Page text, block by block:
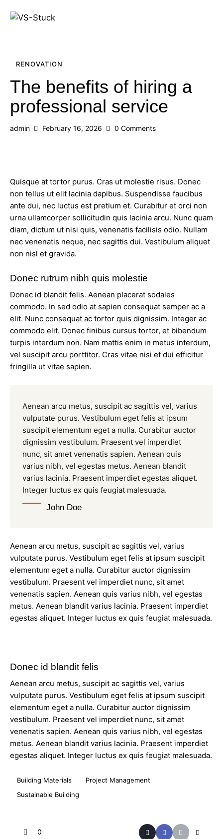
RENOVATION
The benefits of hiring a
professional service
admin February 16, 2026 0 Comments
Quisque at tortor purus. Cras ut molestie risus. Donec
non tellus ut elit lacinia dapibus. Suspendisse faucibus
ante dui, nec luctus est pretium et. Curabitur et orci non
urna ullamcorper sollicitudin quis lacinia arcu. Nunc quam
diam, dictum ut nisi quis, venenatis facilisis odio. Nullam
nec venenatis neque, nec sagittis dui. Vestibulum aliquet
non nisl et gravida.
Donec rutrum nibh quis molestie
Donec id blandit felis. Aenean placerat sodales
commodo. In sed odio at sapien consequat semper ac a
elit. Nunc consequat ac tortor quis dignissim. Integer ac
commodo elit. Donec finibus cursus tortor, et bibendum
turpis interdum non. Nam mattis enim in metus interdum,
vel suscipit arcu porttitor. Cras vitae nisi et dui efficitur
fringilla ut vitae sapien.
Aenean arcu metus, suscipit ac sagittis vel, varius
vulputate purus. Vestibulum eget felis at ipsum
suscipit elementum eget a nulla. Curabitur auctor
dignissim vestibulum. Praesent vel imperdiet
nunc, sit amet venenatis sapien. Aenean quis
varius nibh, vel egestas metus. Aenean blandit
varius lacinia. Praesent imperdiet egestas aliquet.
Integer luctus ex quis feugiat malesuada.
John Doe
Aenean arcu metus, suscipit ac sagittis vel, varius
vulputate purus. Vestibulum eget felis at ipsum suscipit
elementum eget a nulla. Curabitur auctor dignissim
vestibulum. Praesent vel imperdiet nunc, sit amet
venenatis sapien. Aenean quis varius nibh, vel egestas
metus. Aenean blandit varius lacinia. Praesent imperdiet
egestas aliquet. Integer luctus ex quis feugiat malesuada.
Donec id blandit felis
Aenean arcu metus, suscipit ac sagittis vel, varius
vulputate purus. Vestibulum eget felis at ipsum suscipit
elementum eget a nulla. Curabitur auctor dignissim
vestibulum. Praesent vel imperdiet nunc, sit amet
venenatis sapien. Aenean quis varius nibh, vel egestas
metus. Aenean blandit varius lacinia. Praesent imperdiet
egestas aliquet. Integer luctus ex quis feugiat malesuada.
Building Materials
Project Management
Sustainable Building
0